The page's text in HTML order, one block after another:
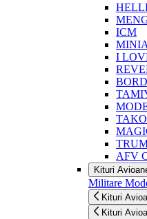
ICM
I
AFV
Kituri
Militare
Kituri
Kituri